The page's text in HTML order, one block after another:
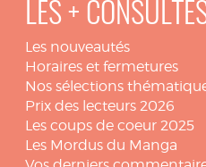
LES +
Les nouveautés
Horaires et fermetures
Nos sélections
Prix des lecteurs 2026
Les coups de coeur 2025
Les Mordus du Manga